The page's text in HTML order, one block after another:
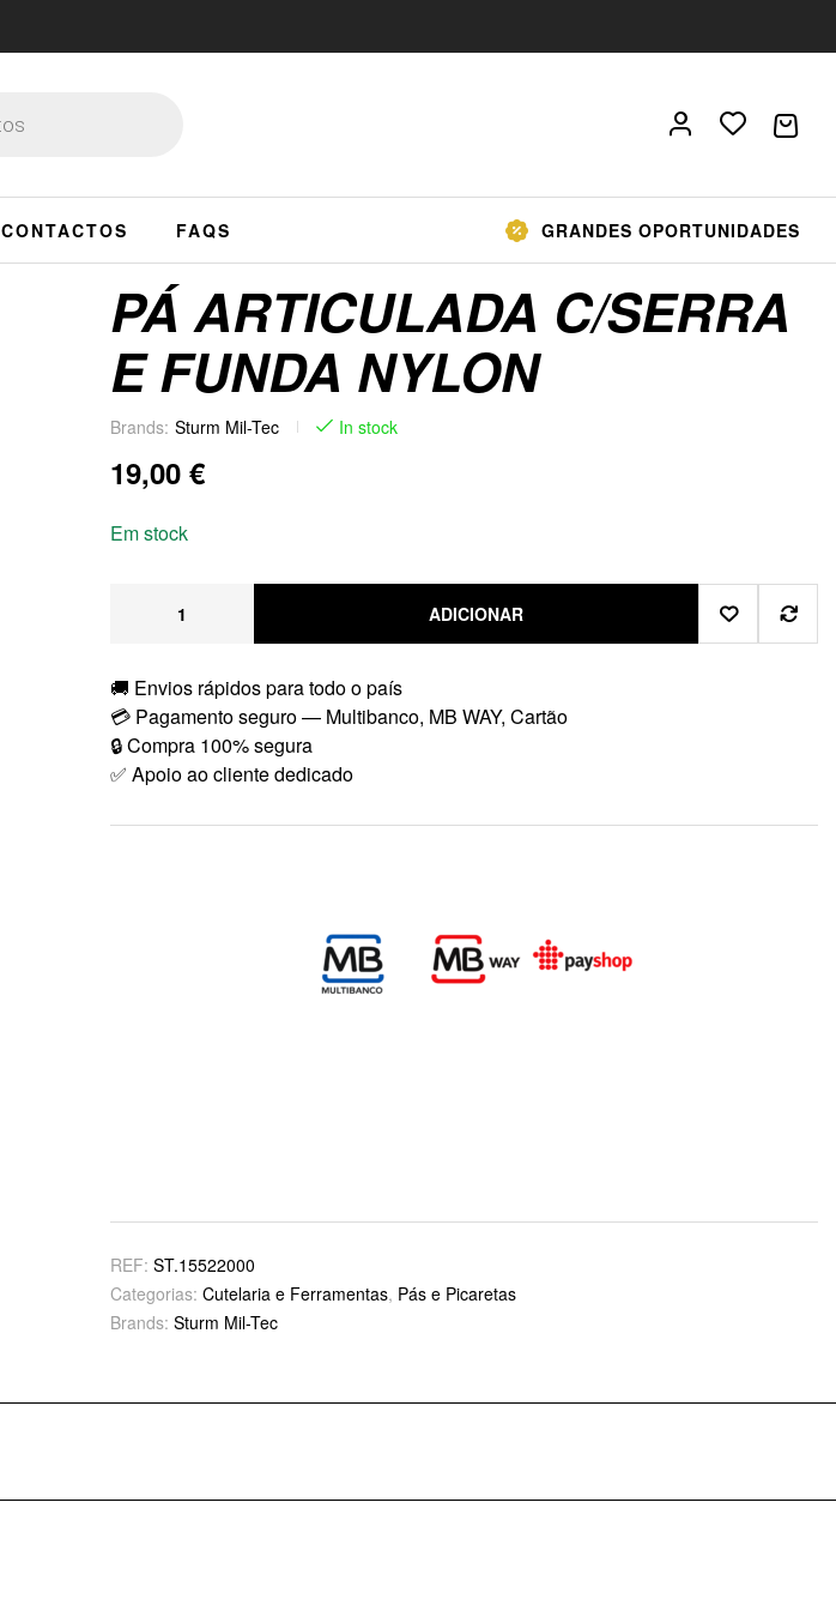
CONTACTOS FAQS GRANDES OPORTUNIDADES
PÁ ARTICULADA C/SERRA
E FUNDA NYLON
Brands: Sturm Mil-Tec In stock
19,00 €
Em stock
ADICIONAR
🚚 Envios rápidos para todo o país
💳 Pagamento seguro — Multibanco, MB WAY, Cartão
🔒 Compra 100% segura
✅ Apoio ao cliente dedicado
REF: ST.15522000
Categorias: Cutelaria e Ferramentas, Pás e Picaretas
Brands: Sturm Mil-Tec